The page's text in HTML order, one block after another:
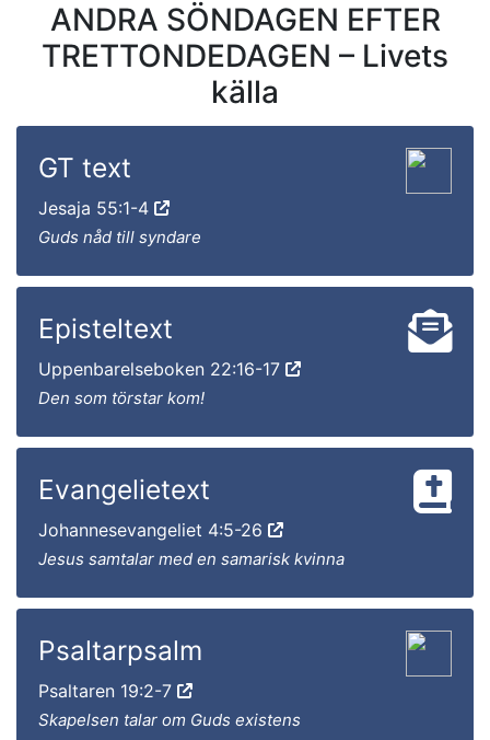
ANDRA SÖNDAGEN EFTER
TRETTONDEDAGEN – Livets
källa
GT text
Jesaja 55:1-4
Guds nåd till syndare
Episteltext
Uppenbarelseboken 22:16-17
Den som törstar kom!
Evangelietext
Johannesevangeliet 4:5-26
Jesus samtalar med en samarisk kvinna
Psaltarpsalm
Psaltaren 19:2-7
Skapelsen talar om Guds existens